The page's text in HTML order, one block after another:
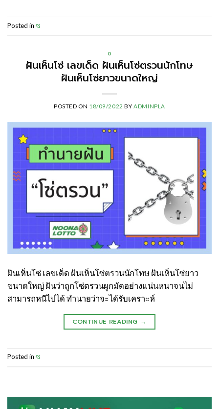
Posted in ซ
ซ
ฝันเห็นโซ่ เลขเด็ด ฝันเห็นโซ่ตรวนนักโทษ
ฝันเห็นโซ่ยาวขนาดใหญ่
POSTED ON 18/09/2022 BYADMINPLA
ฝันเห็นโซ่ เลขเด็ด ฝันเห็นโซ่ตรวนนักโทษ ฝันเห็นโซ่ยาว
ขนาดใหญ่ ฝันว่าถูกโซ่ตรวนผูกมัดอย่างแน่นหนาจนไม่
สามารถหนีไปได้ ทำนายว่าจะได้รับเคราะห์
CONTINUE READING →
Posted in ซ